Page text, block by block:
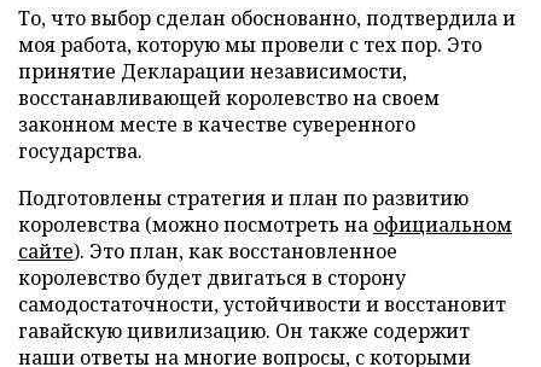
То, что выбор сделан обоснованно, подтвердила и
моя работа, которую мы провели с тех пор. Это
принятие Декларации независимости,
восстанавливающей королевство на своем
законном месте в качестве суверенного
государства.
Подготовлены стратегия и план по развитию
королевства (можно посмотреть на официальном
сайте). Это план, как восстановленное
королевство будет двигаться в сторону
самодостаточности, устойчивости и восстановит
гавайскую цивилизацию. Он также содержит
наши ответы на многие вопросы, с которыми